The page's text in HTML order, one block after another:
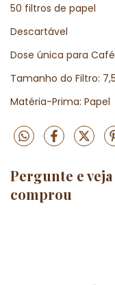
50 filtros de papel
Descartável
Dose única para Café
Tamanho do Filtro:
Matéria-Prima: Papel
Pergunte e
comprou